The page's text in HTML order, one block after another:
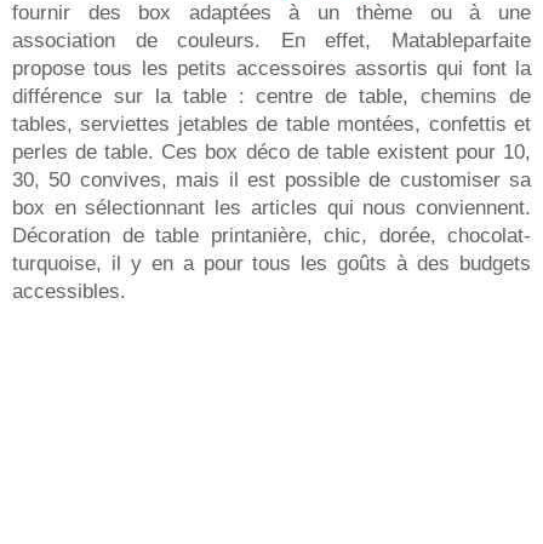
fournir des box adaptées à un thème ou à une
association de couleurs. En effet, Matableparfaite
propose tous les petits accessoires assortis qui font la
différence sur la table : centre de table, chemins de
tables, serviettes jetables de table montées, confettis et
perles de table. Ces box déco de table existent pour 10,
30, 50 convives, mais il est possible de customiser sa
box en sélectionnant les articles qui nous conviennent.
Décoration de table printanière, chic, dorée, chocolat-
turquoise, il y en a pour tous les goûts à des budgets
accessibles.